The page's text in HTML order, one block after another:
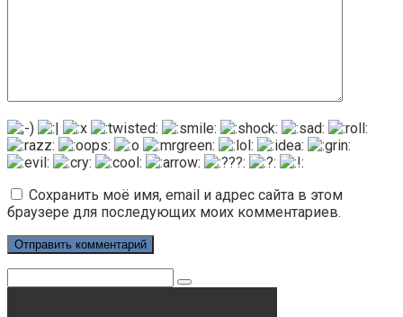
Сохранить моё имя, email и адрес сайта в этом
браузере для последующих моих комментариев.